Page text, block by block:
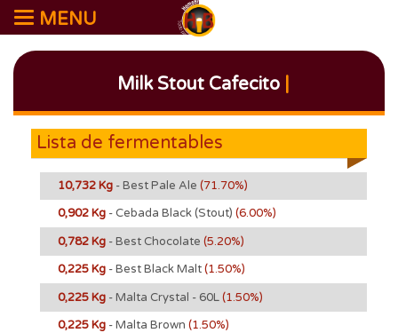
MENU
Milk Stout Cafecito
Lista de fermentables
10,732 Kg - Best Pale Ale (71.70%)
0,902 Kg - Cebada Black (Stout) (6.00%)
0,782 Kg - Best Chocolate (5.20%)
0,225 Kg - Best Black Malt(1.50%)
0,225 Kg - Malta Crystal - 60L(1.50%)
0,225 Kg - Malta Brown (1.50%)